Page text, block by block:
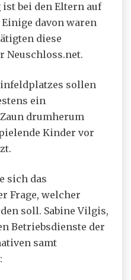
bei den Eltern auf
davon waren
diese
Neuschloss.net.
sollen
ein
drumherum
Kinder vor
sich das
Frage, welcher
soll. Sabine Vilgis,
Betriebsdienste der
samt